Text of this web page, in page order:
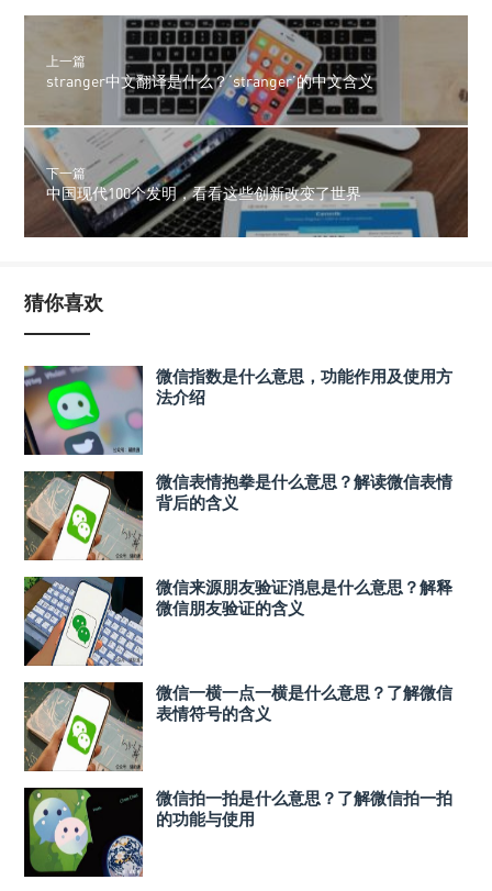
上一篇
stranger中文翻译是什么？‘stranger’的中文含义
下一篇
中国现代100个发明，看看这些创新改变了世界
猜你喜欢
微信指数是什么意思，功能作用及使用方
法介绍
微信表情抱拳是什么意思？解读微信表情
背后的含义
微信来源朋友验证消息是什么意思？解释
微信朋友验证的含义
微信一横一点一横是什么意思？了解微信
表情符号的含义
微信拍一拍是什么意思？了解微信拍一拍
的功能与使用